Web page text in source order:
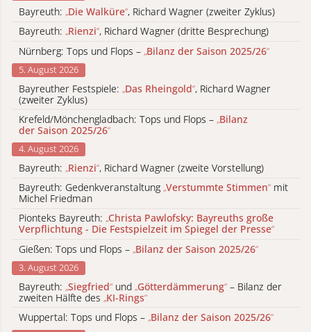
Bayreuth: „Die Walküre“, Richard Wagner (zweiter Zyklus)
Bayreuth: „Rienzi“, Richard Wagner (dritte Besprechung)
Nürnberg: Tops und Flops – „Bilanz der Saison 2025/26“
5. August 2026
Bayreuther Festspiele: „Das Rheingold“, Richard Wagner
(zweiter Zyklus)
Krefeld/Mönchengladbach: Tops und Flops – „Bilanz
der Saison 2025/26“
4. August 2026
Bayreuth: „Rienzi“, Richard Wagner (zweite Vorstellung)
Bayreuth: Gedenkveranstaltung „Verstummte Stimmen“ mit
Michel Friedman
Pionteks Bayreuth: „Christa Pawlofsky: Bayreuths große
Verpflichtung - Die Festspielzeit im Spiegel der Presse“
Gießen: Tops und Flops – „Bilanz der Saison 2025/26“
3. August 2026
Bayreuth: „Siegfried“ und „Götterdämmerung“ – Bilanz der
zweiten Hälfte des „KI-Rings“
Wuppertal: Tops und Flops – „Bilanz der Saison 2025/26“